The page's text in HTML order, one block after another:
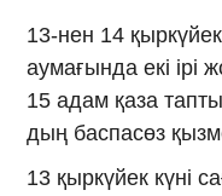
13-нен 14
аумағында екі ірі
15 адам қаза
дың баспасөз
13 қыркүйек күні